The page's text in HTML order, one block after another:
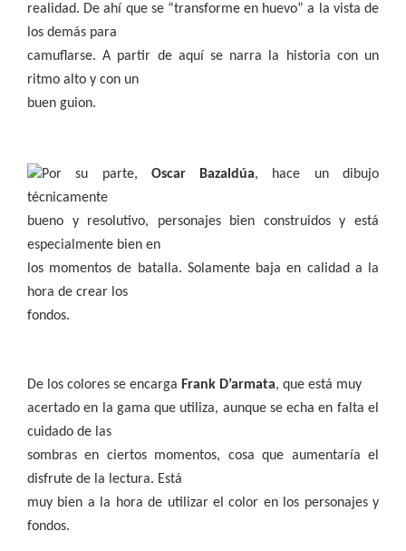
realidad. De ahí que se “transforme en huevo” a la vista de
los demás para
camuflarse. A partir de aquí se narra la historia con un
ritmo alto y con un
buen guion.
Por su parte, Oscar Bazaldúa, hace un dibujo
técnicamente
bueno y resolutivo, personajes bien construidos y está
especialmente bien en
los momentos de batalla. Solamente baja en calidad a la
hora de crear los
fondos.
De los colores se encarga Frank D’armata, que está muy
acertado en la gama que utiliza, aunque se echa en falta el
cuidado de las
sombras en ciertos momentos, cosa que aumentaría el
disfrute de la lectura. Está
muy bien a la hora de utilizar el color en los personajes y
fondos.